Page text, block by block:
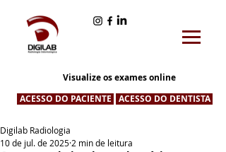
Visualize os exames online
ACESSO DO PACIENTE
ACESSO DO DENTISTA
Digilab Radiologia
10 de jul. de 2025 2 min de leitura